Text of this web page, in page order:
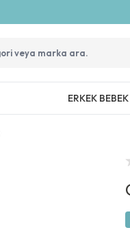
ERKEK BEBEK